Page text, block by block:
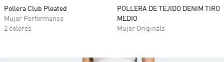
Pollera Club Pleated
Mujer Performance
2 colores
POLLERA DE TEJIDO DENIM TIRO
MEDIO
Mujer Originals